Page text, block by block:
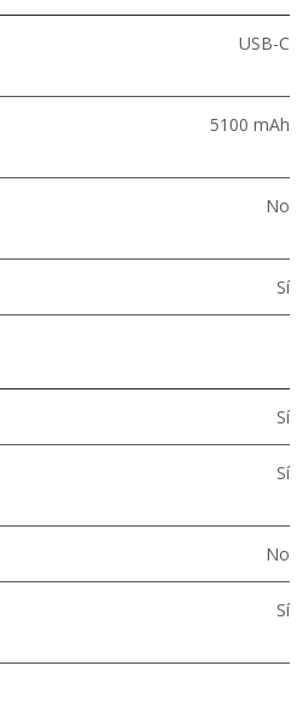
USB-C
5100 mAh
No
Sí
Sí
Sí
No
Sí